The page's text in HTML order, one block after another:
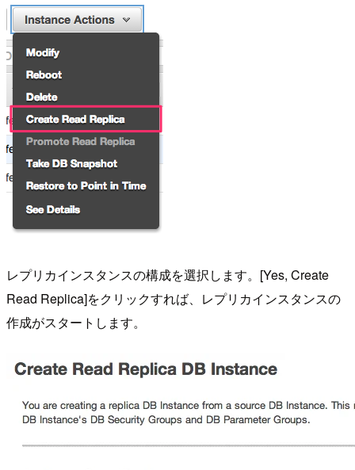
レプリカインスタンスの構成を選択します。[Yes, Create
Read Replica]をクリックすれば、レプリカインスタンスの
作成がスタートします。